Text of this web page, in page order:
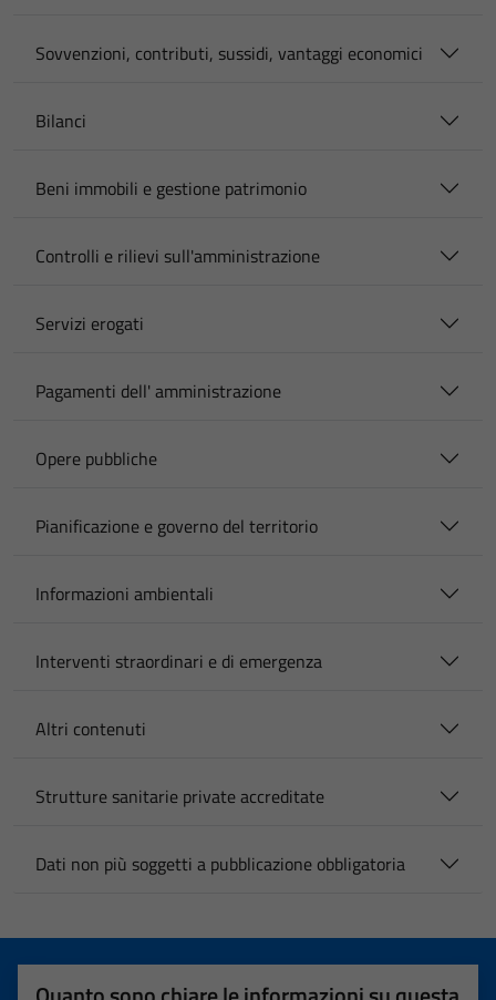
Sovvenzioni, contributi, sussidi, vantaggi economici
Bilanci
Beni immobili e gestione patrimonio
Controlli e rilievi sull'amministrazione
Servizi erogati
Pagamenti dell' amministrazione
Opere pubbliche
Pianificazione e governo del territorio
Informazioni ambientali
Interventi straordinari e di emergenza
Altri contenuti
Strutture sanitarie private accreditate
Dati non più soggetti a pubblicazione obbligatoria